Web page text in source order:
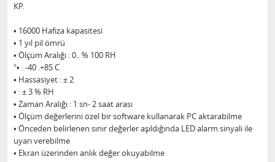
KP.
• 16000 Hafıza kapasitesi
• 1 yıl pil ömrü
• Ölçüm Aralığı : 0.. % 100 RH
°• : -40 .+85 C
• Hassasiyet : ± 2
• : ± 3 % RH
• Zaman Aralığı : 1 sn- 2 saat arası
• Ölçüm değerlerini özel bir software kullanarak PC aktarabilme
• Önceden belirlenen sınır değerler aşıldığında LED alarm sinyali ile
uyarı verebilme
• Ekran üzerinden anlık değer okuyabilme